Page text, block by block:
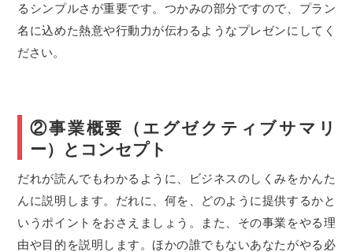
るシンプルさが重要です。つかみの部分ですので、プラン
名に込めた熱意や行動力が伝わるようなプレゼンにしてく
ださい。
②事業概要（エグゼクティブサマリ
ー）とコンセプト
だれが読んでもわかるように、ビジネスのしくみをかんた
んに説明します。だれに、何を、どのように提供するかと
いうポイントをおさえましょう。また、その事業をやる理
由や目的を説明します。ほかの誰でもないあなたがやる必